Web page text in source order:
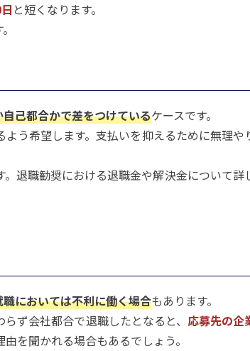
と短くなります。
己都合かで差をつけているケースです。
う希望します。支払いを抑えるために無理や
。退職勧奨における退職金や解決金について詳
においては不利に働く場合もあります。
ず会社都合で退職したとなると、 応募先の企
を聞かれる場合もあるでしょう。